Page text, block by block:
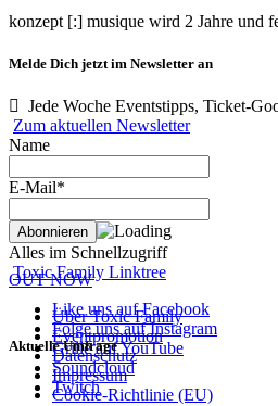
konzept [:] musique wird 2 Jahre und
Melde Dich jetzt im Newsletter an
Jede Woche Eventstipps, Ticket-
Zum aktuellen Newsletter
Name
E-Mail*
Alles im Schnellzugriff
Toxic Family Linktree
Like uns auf Facebook
Folge uns auf Instagram
Grille auf YouTube
Soundcloud
Twitch
Aktuelle Umfrage
OUT NOW
Über Toxic Family
Eventpromotion
Datenschutz
Impressum
Cookie-Richtlinie (EU)